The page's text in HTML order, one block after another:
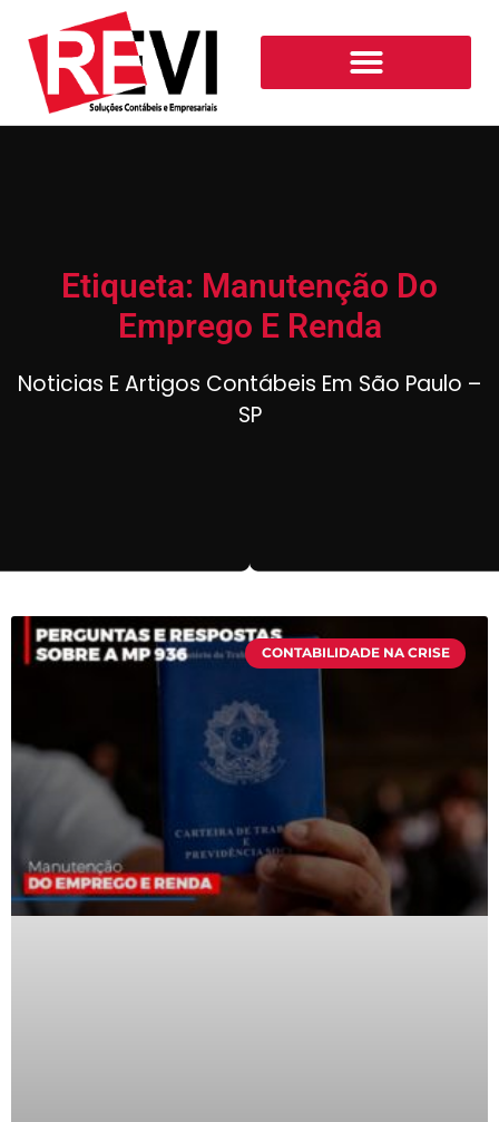
Etiqueta: Manutenção Do
Emprego E Renda
Noticias E Artigos Contábeis Em São Paulo –
SP
CONTABILIDADE NA CRISE